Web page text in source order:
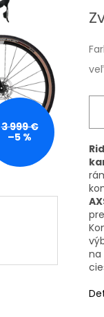
3 999 €
–5 %
na